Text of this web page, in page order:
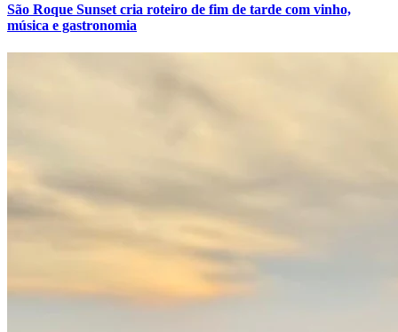
São Roque Sunset cria roteiro de fim de tarde com vinho,
música e gastronomia